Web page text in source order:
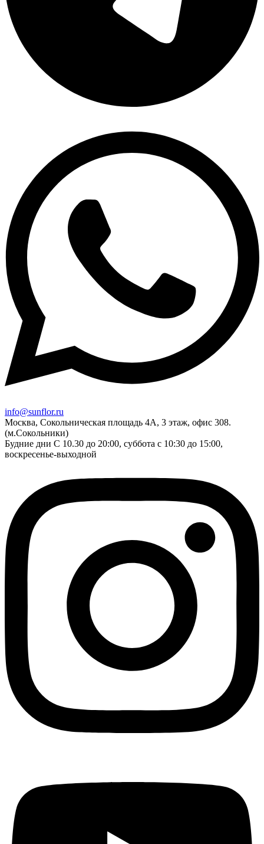
info@sunflor.ru
Москва, Сокольническая площадь 4А, 3 этаж, офис 308.
(м.Сокольники)
Будние дни C 10.30 до 20:00, суббота с 10:30 до 15:00,
воскресенье-выходной